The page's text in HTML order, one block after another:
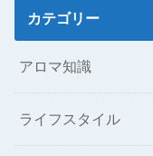
カテゴリー
アロマ知識
ライフスタイル